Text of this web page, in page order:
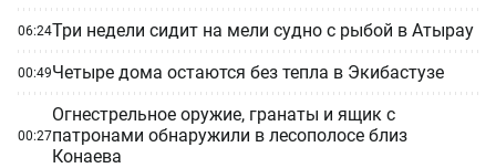
06:24Три недели сидит на мели судно с рыбой в Атырау
00:49Четыре дома остаются без тепла в Экибастузе
00:27
Огнестрельное оружие, гранаты и ящик с
патронами обнаружили в лесополосе близ
Конаева